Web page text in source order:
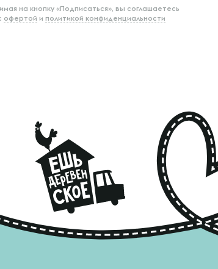
на кнопку «Подписаться», вы соглашаетесь
офертой и политикой конфиденциальности